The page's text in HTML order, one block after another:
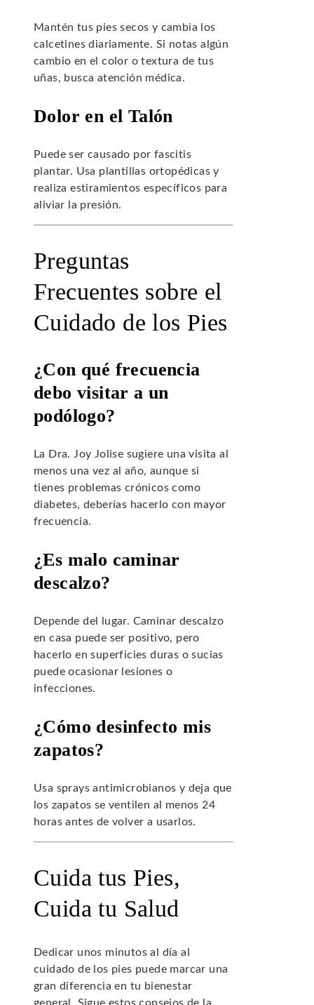
Mantén tus pies secos y cambia los
calcetines diariamente. Si notas algún
cambio en el color o textura de tus
uñas, busca atención médica.
Dolor en el Talón
Puede ser causado por fascitis
plantar. Usa plantillas ortopédicas y
realiza estiramientos específicos para
aliviar la presión.
Preguntas
Frecuentes sobre el
Cuidado de los Pies
¿Con qué frecuencia
debo visitar a un
podólogo?
La Dra. Joy Jolise sugiere una visita al
menos una vez al año, aunque si
tienes problemas crónicos como
diabetes, deberías hacerlo con mayor
frecuencia.
¿Es malo caminar
descalzo?
Depende del lugar. Caminar descalzo
en casa puede ser positivo, pero
hacerlo en superficies duras o sucias
puede ocasionar lesiones o
infecciones.
¿Cómo desinfecto mis
zapatos?
Usa sprays antimicrobianos y deja que
los zapatos se ventilen al menos 24
horas antes de volver a usarlos.
Cuida tus Pies,
Cuida tu Salud
Dedicar unos minutos al día al
cuidado de los pies puede marcar una
gran diferencia en tu bienestar